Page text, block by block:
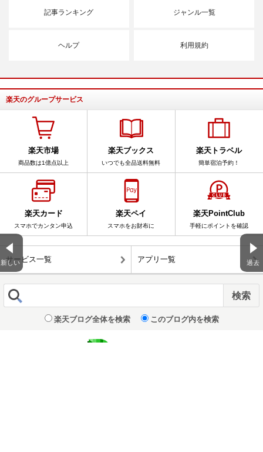
新しい 過去
記事ランキング ジャンル一覧
ヘルプ 利用規約
楽天のグループサービス
楽天市場
商品数は1億点以上
楽天ブックス
いつでも全品送料無料
楽天トラベル
簡単宿泊予約！
楽天カード
スマホでカンタン申込
楽天ペイ
スマホをお財布に
楽天PointClub
手軽にポイントを確認
サービス一覧 アプリ一覧
楽天ブログ全体を検索 このブログ内を検索